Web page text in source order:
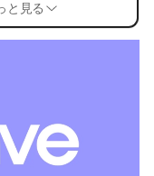
と見る